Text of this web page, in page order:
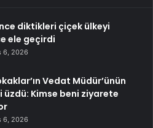
diktikleri çiçek ülkeyi
ele geçirdi
6, 2026
Vedat Müdür’ünün
üzdü: Kimse beni ziyarete
6, 2026